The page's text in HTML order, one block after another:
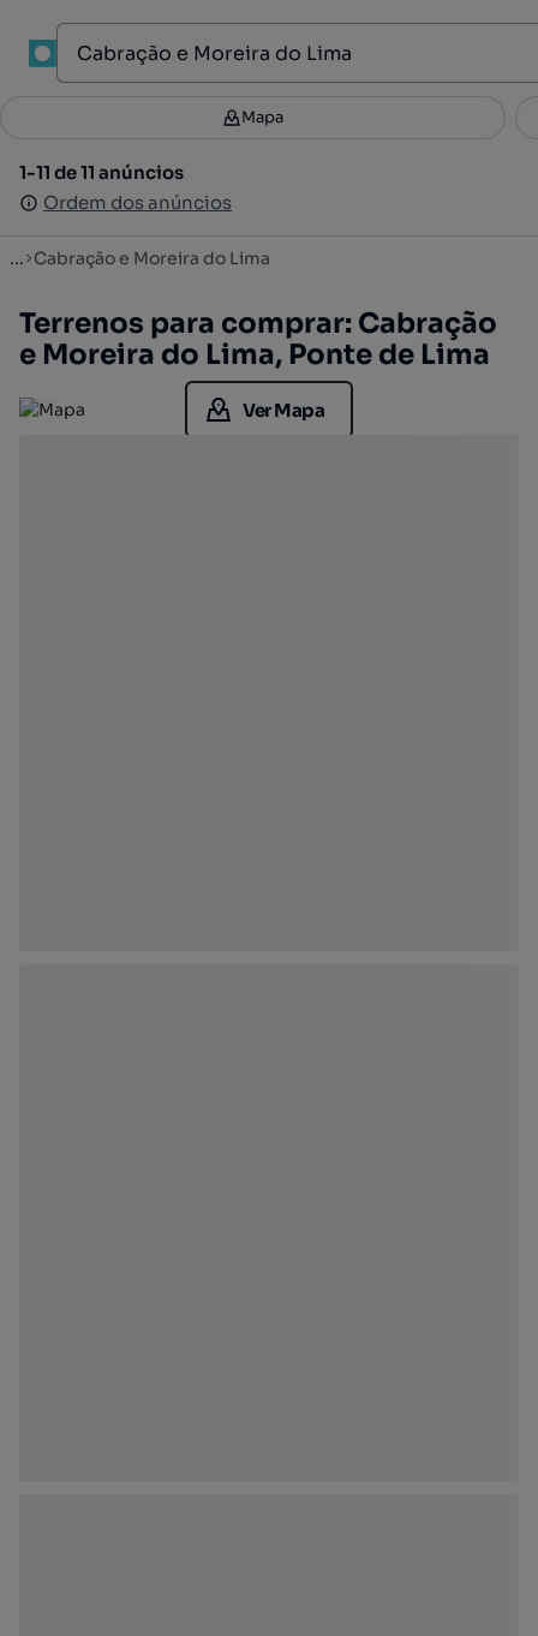
Filtros 2
1-11 de 11 anúncios
Ordem dos anúncios
Mapa
1-11 de 11 anúncios
Ordem dos anúncios
... Cabração e Moreira do Lima
Terrenos para comprar: Cabração
e Moreira do Lima, Ponte de Lima
Ver Mapa